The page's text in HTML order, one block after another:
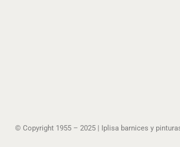
© Copyright 1955 – 2025 | Iplisa barnices y